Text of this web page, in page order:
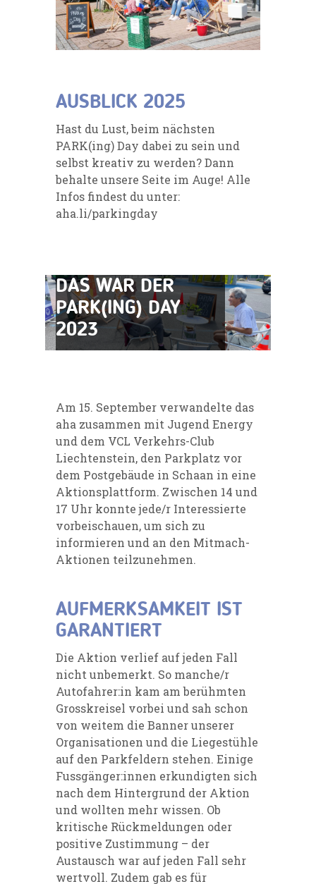
AUSBLICK 2025
Hast du Lust, beim nächsten
PARK(ing) Day dabei zu sein und
selbst kreativ zu werden? Dann
behalte unsere Seite im Auge! Alle
Infos findest du unter:
aha.li/parkingday
DAS WAR DER
PARK(ING) DAY
2023
Am 15. September verwandelte das
aha zusammen mit Jugend Energy
und dem VCL Verkehrs-Club
Liechtenstein, den Parkplatz vor
dem Postgebäude in Schaan in eine
Aktionsplattform. Zwischen 14 und
17 Uhr konnte jede/r Interessierte
vorbeischauen, um sich zu
informieren und an den Mitmach-
Aktionen teilzunehmen.
AUFMERKSAMKEIT IST
GARANTIERT
Die Aktion verlief auf jeden Fall
nicht unbemerkt. So manche/r
Autofahrer:in kam am berühmten
Grosskreisel vorbei und sah schon
von weitem die Banner unserer
Organisationen und die Liegestühle
auf den Parkfeldern stehen. Einige
Fussgänger:innen erkundigten sich
nach dem Hintergrund der Aktion
und wollten mehr wissen. Ob
kritische Rückmeldungen oder
positive Zustimmung – der
Austausch war auf jeden Fall sehr
wertvoll. Zudem gab es für